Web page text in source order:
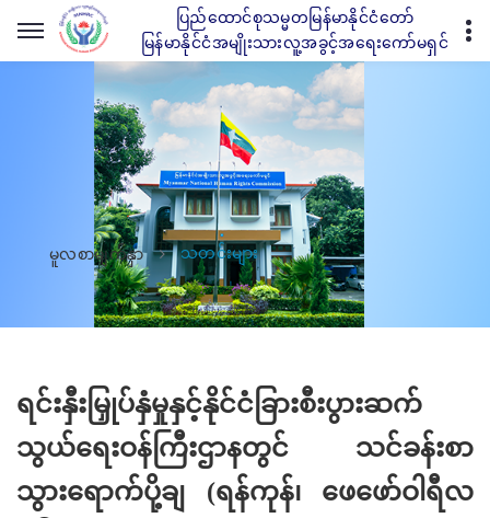
ပြည်ထောင်စုသမ္မတမြန်မာနိုင်ငံတော်
မြန်မာနိုင်ငံအမျိုးသားလူ့အခွင့်အရေးကော်မရှင်
မူလစာမျက်နှာ သတင်းများ
ရင်းနှီးမြှုပ်နှံမှုနှင့်နိုင်ငံခြားစီးပွားဆက်
သွယ်ရေးဝန်ကြီးဌာနတွင် သင်ခန်းစာ
သွားရောက်ပို့ချ (ရန်ကုန်၊ ဖေဖော်ဝါရီလ